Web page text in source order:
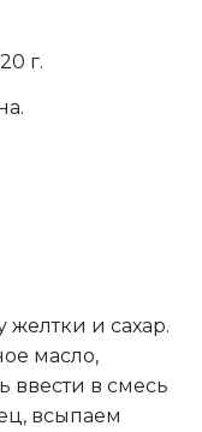
г.
и сахар.
масло,
ввести в смесь
всыпаем